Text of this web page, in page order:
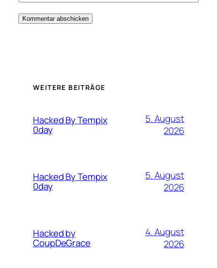
WEITERE BEITRÄGE
Hacked By Tempix
0day
5. August
2026
Hacked By Tempix
0day
5. August
2026
Hacked by
CoupDeGrace
4. August
2026